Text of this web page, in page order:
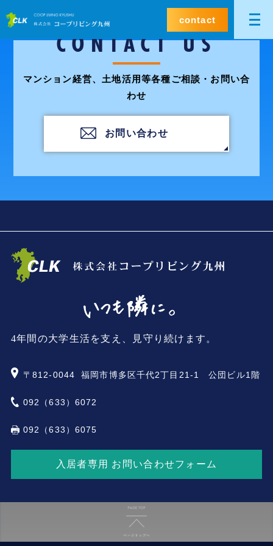
contact
CONTACT US
マンション経営、土地活用等各種ご相談・お問い合
わせ
お問い合わせ
4年間の大学生活を支え、見守り続けます。
〒812-0044 福岡市博多区千代2丁目21-1 公団ビル1階
092（633）6072
092（633）6075
入居者専用 お問い合わせフォーム